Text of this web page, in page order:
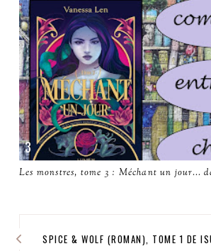
Les monstres, tome 3 : Méchant un jour...
SPICE & WOLF (ROMAN), TOME 1 DE